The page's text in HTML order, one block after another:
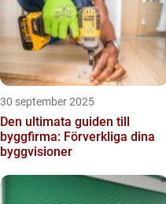
30 september 2025
Den ultimata guiden till
byggfirma: Förverkliga dina
byggvisioner